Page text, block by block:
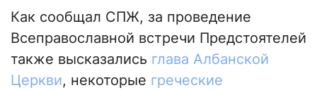
Как сообщал СПЖ, за проведение
Всеправославной встречи Предстоятелей
также высказались глава Албанской
Церкви, некоторые греческие